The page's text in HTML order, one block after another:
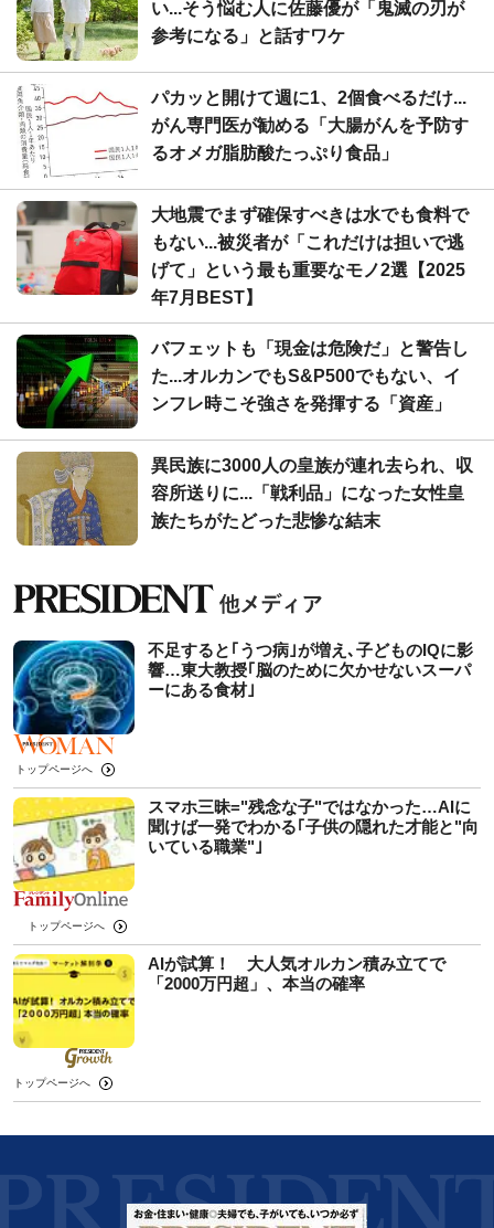
い...そう悩む人に佐藤優が「鬼滅の刃が
参考になる」と話すワケ
パカッと開けて週に1、2個食べるだけ...
がん専門医が勧める「大腸がんを予防す
るオメガ脂肪酸たっぷり食品」
大地震でまず確保すべきは水でも食料で
もない...被災者が「これだけは担いで逃
げて」という最も重要なモノ2選【2025
年7月BEST】
バフェットも「現金は危険だ」と警告し
た...オルカンでもS&P500でもない、イ
ンフレ時こそ強さを発揮する「資産」
異民族に3000人の皇族が連れ去られ、収
容所送りに...「戦利品」になった女性皇
族たちがたどった悲惨な結末
不足すると｢うつ病｣が増え､子どものIQに影
響…東大教授｢脳のために欠かせないスーパ
ーにある食材｣
トップページへ
スマホ三昧="残念な子"ではなかった…AIに
聞けば一発でわかる｢子供の隠れた才能と"向
いている職業"｣
トップページへ
AIが試算！ 大人気オルカン積み立てで
「2000万円超」、本当の確率
トップページへ